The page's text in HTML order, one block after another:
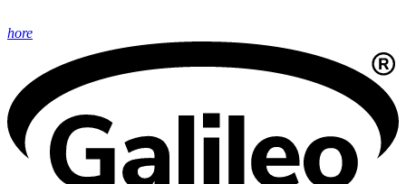
hore